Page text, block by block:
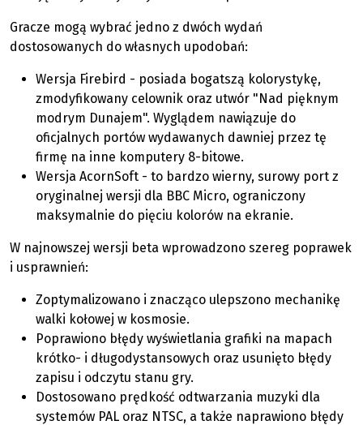
Gracze mogą wybrać jedno z dwóch wydań
dostosowanych do własnych upodobań:
Wersja Firebird - posiada bogatszą kolorystykę,
zmodyfikowany celownik oraz utwór "Nad pięknym
modrym Dunajem". Wyglądem nawiązuje do
oficjalnych portów wydawanych dawniej przez tę
firmę na inne komputery 8-bitowe.
Wersja AcornSoft - to bardzo wierny, surowy port z
oryginalnej wersji dla BBC Micro, ograniczony
maksymalnie do pięciu kolorów na ekranie.
W najnowszej wersji beta wprowadzono szereg poprawek
i usprawnień:
Zoptymalizowano i znacząco ulepszono mechanikę
walki kołowej w kosmosie.
Poprawiono błędy wyświetlania grafiki na mapach
krótko- i długodystansowych oraz usunięto błędy
zapisu i odczytu stanu gry.
Dostosowano prędkość odtwarzania muzyki dla
systemów PAL oraz NTSC, a także naprawiono błędy